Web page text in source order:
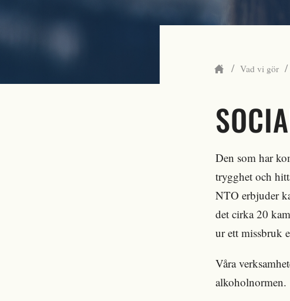
/ Vad vi gör /
Den som har
trygghet och
NTO erbjuder
det cirka 20
ur ett missbruk
Våra
alkoholnormen.